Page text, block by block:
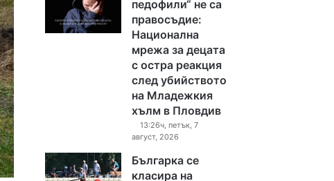
педофили“ не са
правосъдие:
Национална
мрежа за децата
с остра реакция
след убийството
на Младежкия
хълм в Пловдив
13:26ч, петък, 7
август, 2026
Българка се
класира на